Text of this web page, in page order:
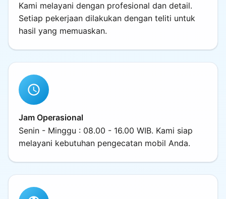
Kami melayani dengan profesional dan detail.
Setiap pekerjaan dilakukan dengan teliti untuk
hasil yang memuaskan.
schedule
Jam Operasional
Senin - Minggu : 08.00 - 16.00 WIB. Kami siap
melayani kebutuhan pengecatan mobil Anda.